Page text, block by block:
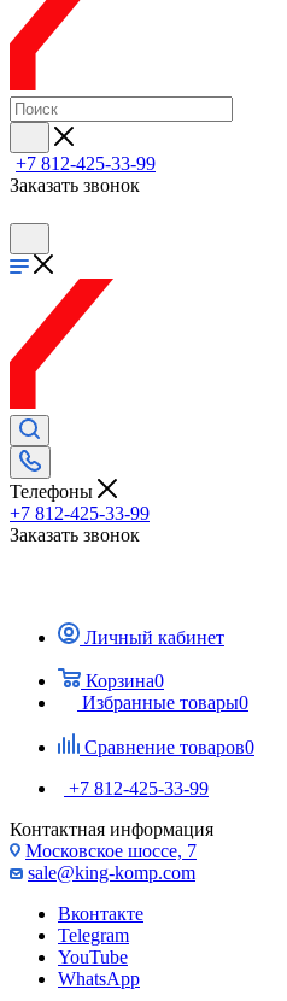
+7 812-425-33-99
Заказать звонок
Телефоны
+7 812-425-33-99
Заказать звонок
Личный кабинет
Корзина0
Избранные товары0
Сравнение товаров0
+7 812-425-33-99
Контактная информация
Московское шоссе, 7
sale@king-komp.com
Вконтакте
Telegram
YouTube
WhatsApp